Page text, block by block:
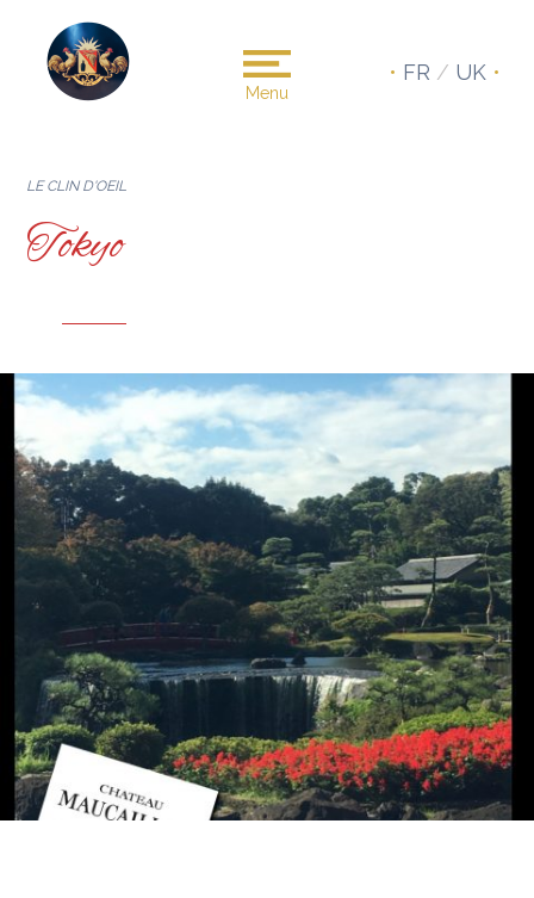
Menu
• FR / UK •
LE CLIN D'OEIL
Tokyo